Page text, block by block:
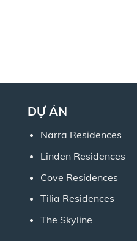
DỰ ÁN
Narra Residences
Linden Residences
Cove Residences
Tilia Residences
The Skyline